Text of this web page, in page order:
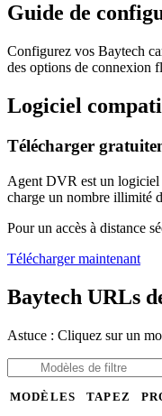
Guide de
Configurez vos Baytech
des options de connexion
Logiciel
Télécharger
Agent DVR est un logiciel
charge un nombre illimité
Pour un accès à distance
Télécharger maintenant
Baytech URLs
Astuce : Cliquez sur un
MODÈLES TAPEZ